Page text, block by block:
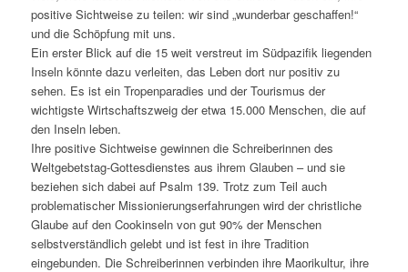
positive Sichtweise zu teilen: wir sind „wunderbar geschaffen!“
und die Schöpfung mit uns.
Ein erster Blick auf die 15 weit verstreut im Südpazifik liegenden
Inseln könnte dazu verleiten, das Leben dort nur positiv zu
sehen. Es ist ein Tropenparadies und der Tourismus der
wichtigste Wirtschaftszweig der etwa 15.000 Menschen, die auf
den Inseln leben.
Ihre positive Sichtweise gewinnen die Schreiberinnen des
Weltgebetstag-Gottesdienstes aus ihrem Glauben – und sie
beziehen sich dabei auf Psalm 139. Trotz zum Teil auch
problematischer Missionierungserfahrungen wird der christliche
Glaube auf den Cookinseln von gut 90% der Menschen
selbstverständlich gelebt und ist fest in ihre Tradition
eingebunden. Die Schreiberinnen verbinden ihre Maorikultur, ihre